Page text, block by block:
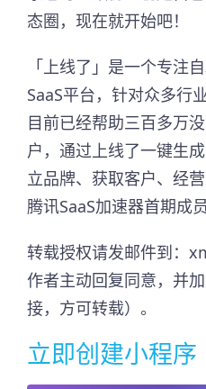
态圈，现在就开始吧！
「上线了」是一个专注
SaaS平台，针对众多行
目前已经帮助三百多万
户，通过上线了一键生
立品牌、获取客户、经
腾讯SaaS加速器首期成员
转载授权请发邮件到：
作者主动回复同意，并
接，方可转载）。
立即创建小程序